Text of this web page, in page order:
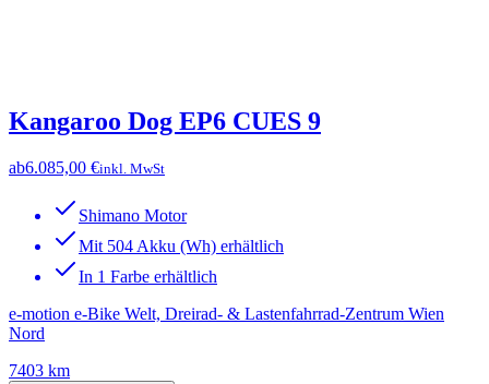
Kangaroo Dog EP6 CUES 9
ab6.085,00 €inkl. MwSt
Shimano Motor
Mit 504 Akku (Wh) erhältlich
In 1 Farbe erhältlich
e-motion e-Bike Welt, Dreirad- & Lastenfahrrad-Zentrum Wien
Nord
7403 km